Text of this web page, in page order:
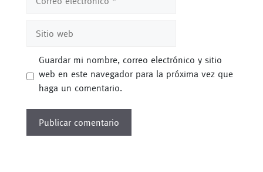
Guardar mi nombre, correo electrónico y sitio
web en este navegador para la próxima vez que
haga un comentario.